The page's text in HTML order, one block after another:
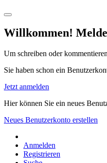
Willkommen!
Um schreiben oder
Sie haben schon ein
Jetzt anmelden
Hier können Sie ein neues
Neues Benutzerkonto erstellen
Anmelden
Registrieren